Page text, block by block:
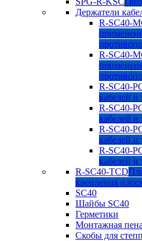
Держатели
R-SC40-
R-SC40-
R-SC40-
кабелей и
R-SC40-
кабелей и
R-SC40-
кабелей и
R-SC40-
кабелей и
R-SC40-TCD
крепления
SC40
Шайбы SC40
Герметики
Монтажная пена
Скобы для